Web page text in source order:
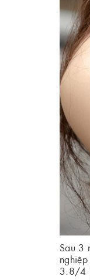
Sau 3
3.8/4